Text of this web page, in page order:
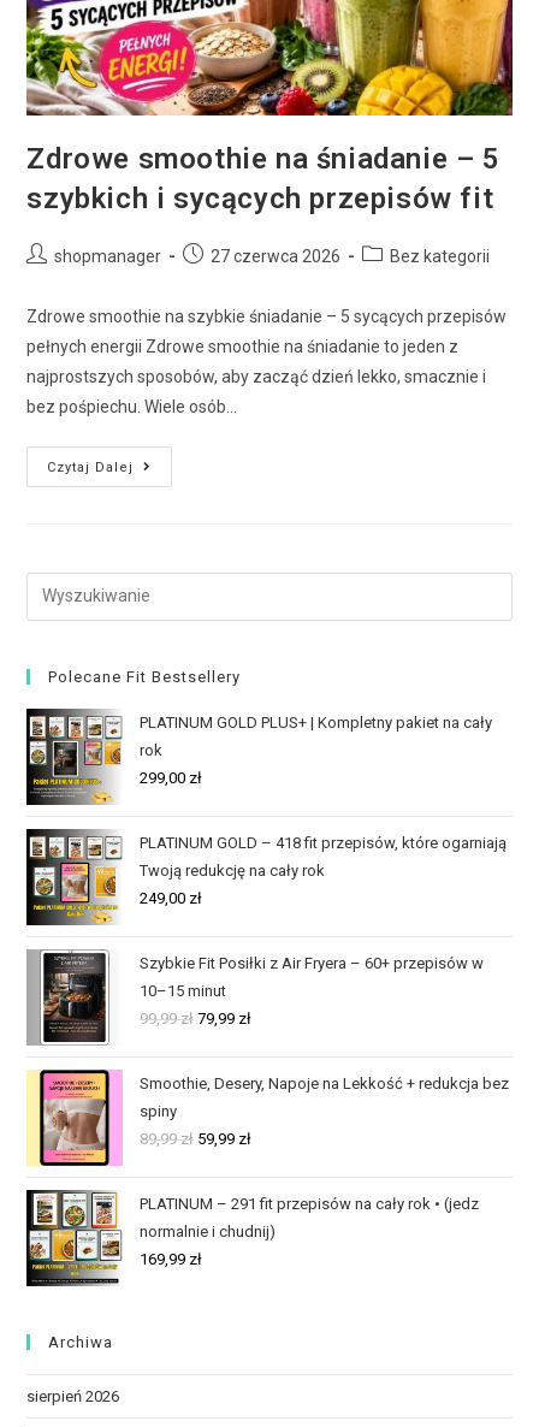
Zdrowe smoothie na śniadanie – 5
szybkich i sycących przepisów fit
shopmanager 27 czerwca 2026 Bez kategorii
Zdrowe smoothie na szybkie śniadanie – 5 sycących przepisów
pełnych energii Zdrowe smoothie na śniadanie to jeden z
najprostszych sposobów, aby zacząć dzień lekko, smacznie i
bez pośpiechu. Wiele osób…
Czytaj Dalej
Polecane Fit Bestsellery
PLATINUM GOLD PLUS+ | Kompletny pakiet na cały
rok
299,00 zł
PLATINUM GOLD – 418 fit przepisów, które ogarniają
Twoją redukcję na cały rok
249,00 zł
Szybkie Fit Posiłki z Air Fryera – 60+ przepisów w
10–15 minut
99,99zł 79,99 zł
Smoothie, Desery, Napoje na Lekkość + redukcja bez
spiny
89,99zł 59,99 zł
PLATINUM – 291 fit przepisów na cały rok • (jedz
normalnie i chudnij)
169,99 zł
Archiwa
sierpień 2026